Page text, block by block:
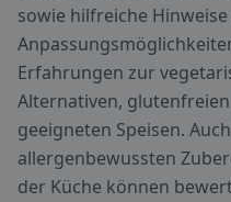
sowie hilfreiche
Erfahrungen zur
Alternativen,
geeigneten Speisen.
allergenbewussten
der Küche können